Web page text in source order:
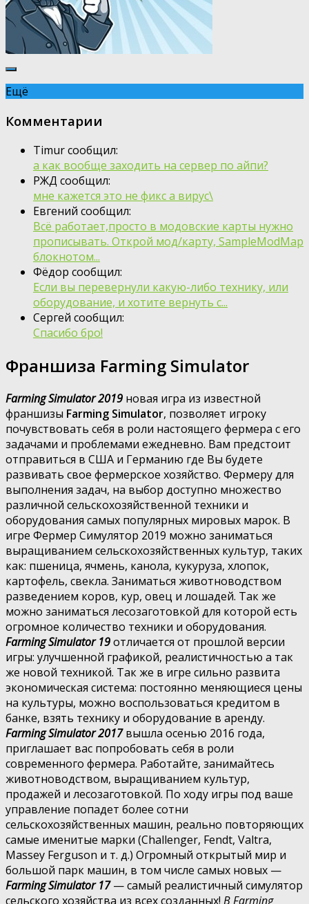
Ещё
Комментарии
Timur сообщил:
а как вообще заходить на сервер по айпи?
РЖД сообщил:
мне кажется это не фикс а вирус\
Евгений сообщил:
Всё работает,просто в модовские карты нужно
прописывать. Открой мод/карту, SampleModMap
блокнотом...
Фёдор сообщил:
Если вы перевернули какую-либо технику, или
оборудование, и хотите вернуть с...
Сергей сообщил:
Спасибо бро!
Франшиза Farming Simulator
Farming Simulator 2019 новая игра из известной
франшизы Farming Simulator, позволяет игроку
почувствовать себя в роли настоящего фермера с его
задачами и проблемами ежедневно. Вам предстоит
отправиться в США и Германию где Вы будете
развивать свое фермерское хозяйство. Фермеру для
выполнения задач, на выбор доступно множество
различной сельскохозяйственной техники и
оборудования самых популярных мировых марок. В
игре Фермер Симулятор 2019 можно заниматься
выращиванием сельскохозяйственных культур, таких
как: пшеница, ячмень, канола, кукуруза, хлопок,
картофель, свекла. Заниматься животноводством
разведением коров, кур, овец и лошадей. Так же
можно заниматься лесозаготовкой для которой есть
огромное количество техники и оборудования.
Farming Simulator 19отличается от прошлой версии
игры: улучшенной графикой, реалистичностью а так
же новой техникой. Так же в игре сильно развита
экономическая система: постоянно меняющиеся цены
на культуры, можно воспользоваться кредитом в
банке, взять технику и оборудование в аренду.
Farming Simulator 2017вышла осенью 2016 года,
приглашает вас попробовать себя в роли
современного фермера. Работайте, занимайтесь
животноводством, выращиванием культур,
продажей и лесозаготовкой. По ходу игры под ваше
управление попадет более сотни
сельскохозяйственных машин, реально повторяющих
самые именитые марки (Challenger, Fendt, Valtra,
Massey Ferguson и т. д.) Огромный открытый мир и
большой парк машин, в том числе самых новых —
Farming Simulator 17 — самый реалистичный симулятор
сельского хозяйства из всех созданных! В Farming